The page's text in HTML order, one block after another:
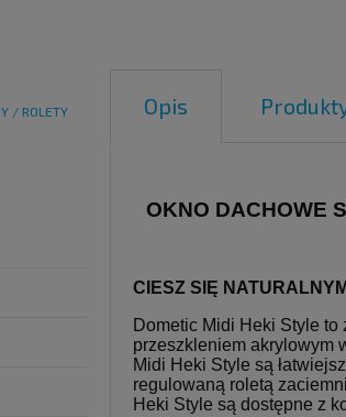
/ ROLETY
Opis
OKNO DACHOWE
CIESZ SIĘ
Dometic Midi Heki Style
przeszkleniem akrylowym
Midi Heki Style są
regulowaną roletą
Heki Style są dostępne z